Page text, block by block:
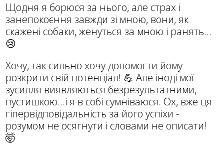
Щодня я борюся за нього, але страх і
занепокоєння завжди зі мною, вони, як
скажені собаки, женуться за мною і ранять...
😢
Хочу, так сильно хочу допомогти йому
розкрити свій потенціал! 💪 Але іноді мої
зусилля виявляються безрезультатними,
пустишкою...і я в собі сумніваюся. Ох, вже ця
гіпервідповідальність за його успіхи -
розумом не осягнути і словами не описати!
🤯